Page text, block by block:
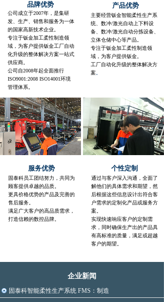
生产基地在惠东产业转移园飞泰科智能装
备产业园，占地面积40多亩，是惠州市重
点企业。
钣金智能柔性生产线广泛应用于多个
行业，主要包括：工程机械装备行业、电
气控制柜行业、电梯行业、厨电行业、金
属加工行业；此外，钣金智能柔性生产线
还适用于其他多种行业，如钢质办公家具、
金属天花和幕墙、工具箱柜、钣金分包商、
暖通空调、通讯机箱机柜、防盗门和防火门、
超市货架、照明设备、汽车烤漆房、农业机
械、畜牧养殖设备等约160种行业。
产品优势
主要经营钣金智能柔性生产系
统、数冲/激光自动上下料设
备、数冲/激光自动分拣设备、
立体仓储中心等产品。
专注于钣金加工柔性制造领
域，为客户提供钣金。
工厂自动化升级的整体解决方
案
品牌优势
公司成立于2007年，是集研
发、生产、销售和服务为一体
的国家高新技术企业。
专注于钣金加工柔性制造领
域，为客户提供钣金工厂自动
化升级的整体解决方案一站式
供应商。
公司自2008年起全面推行
ISO9001:2008 ISO14001环境
管理体系。
服务优势
固泰科员工团结努力，共同为
顾客提供卓越的品质。
更具价格优势的产品及完善的
售后服务。
满足广大客户的高品质需求，
打造信赖的数控品牌
个性定制
通过与客户深入沟通，全面了
解他们的具体需求和期望，然
后根据这些信息设计出符合客
户需求的定制化产品或服务方
案。
实现快速响应客户的定制需
求，同时确保生产出的产品具
有高标准的质量，满足或超越
客户的期望。
企业新闻
固泰科智能柔性生产系统 FMS：制造